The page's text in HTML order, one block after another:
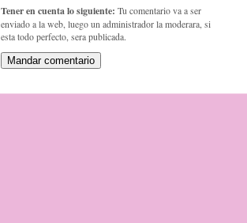
Tener en cuenta lo siguiente: Tu comentario va a ser
enviado a la web, luego un administrador la moderara, si
esta todo perfecto, sera publicada.